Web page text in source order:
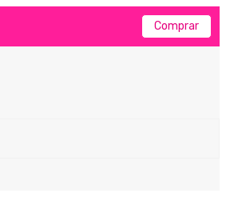
Comprar